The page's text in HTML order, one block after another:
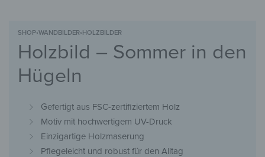
SHOP›WANDBILDER›HOLZBILDER
Holzbild – Sommer in den
Hügeln
Gefertigt aus FSC-zertifiziertem Holz
Motiv mit hochwertigem UV-Druck
Einzigartige Holzmaserung
Pflegeleicht und robust für den Alltag